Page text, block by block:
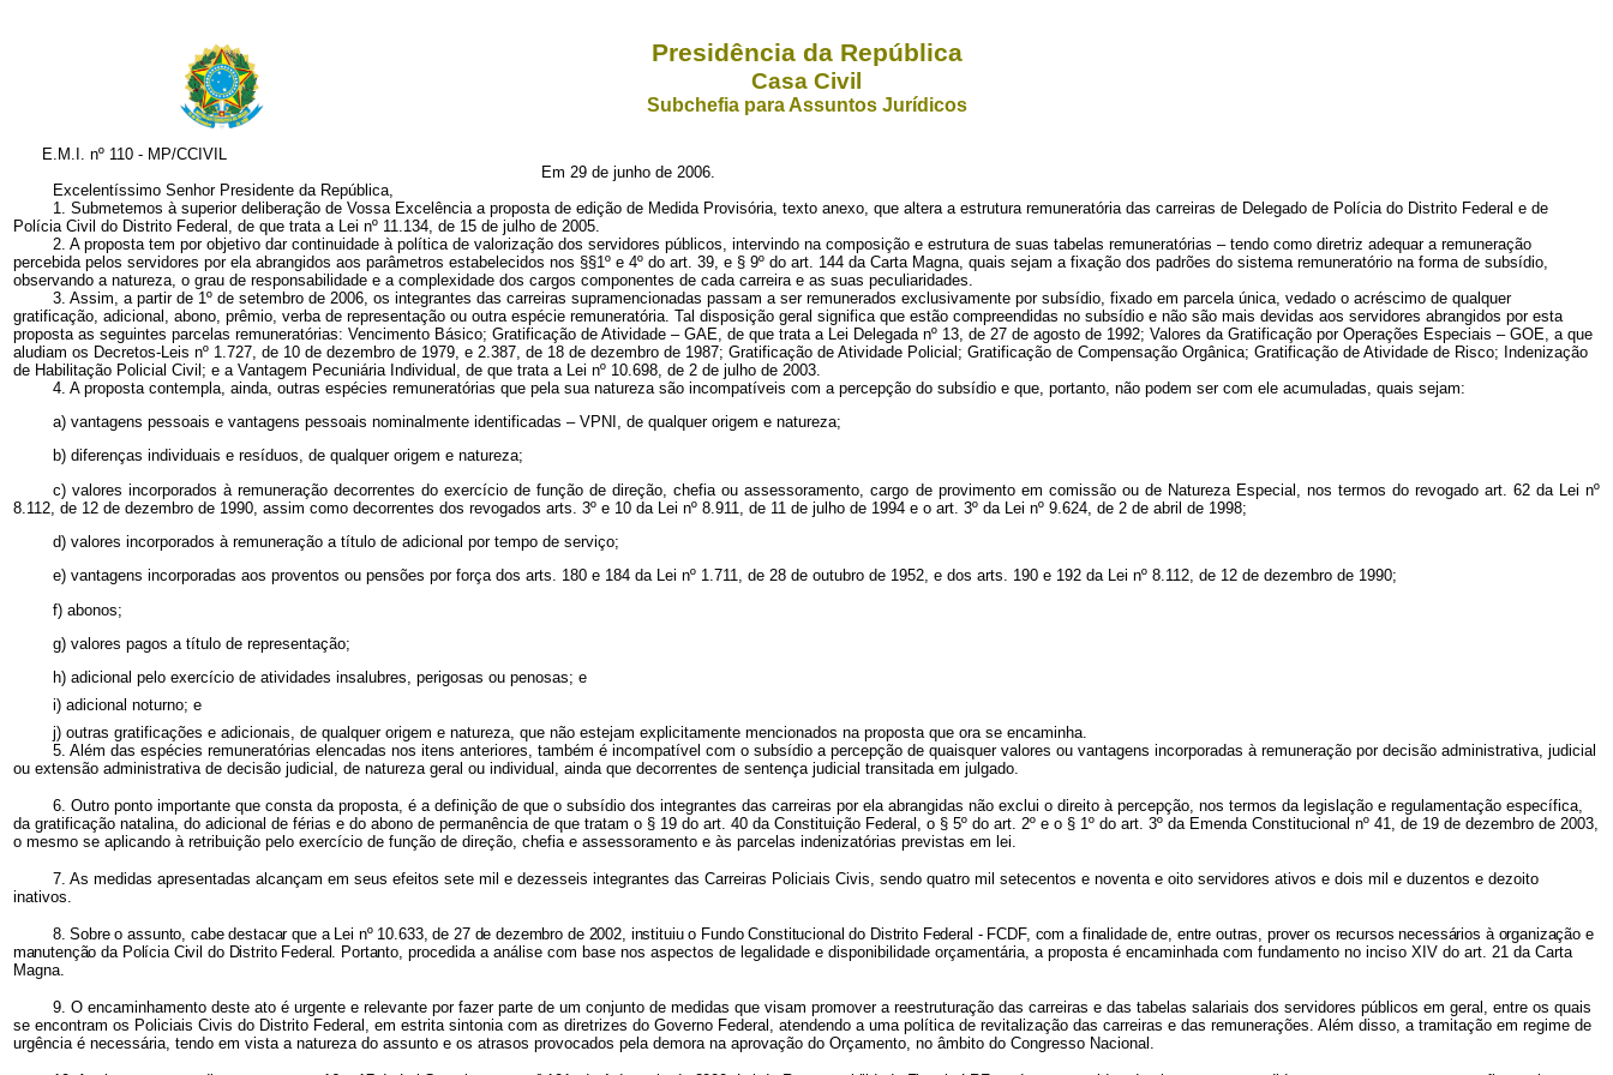
Presidência da República
Casa Civil
Subchefia para Assuntos Jurídicos
E.M.I. nº 110 - MP/CCIVIL
Em 29 de junho de 2006.
Excelentíssimo Senhor Presidente da República,
1. Submetemos à superior deliberação de Vossa Excelência a proposta de edição de Medida Provisória, texto anexo, que altera a estrutura remuneratória das carreiras de Delegado de Polícia do Distrito Federal e de
Polícia Civil do Distrito Federal, de que trata a Lei nº 11.134, de 15 de julho de 2005.
2. A proposta tem por objetivo dar continuidade à política de valorização dos servidores públicos, intervindo na composição e estrutura de suas tabelas remuneratórias – tendo como diretriz adequar a remuneração
percebida pelos servidores por ela abrangidos aos parâmetros estabelecidos nos §§1º e 4º do art. 39, e § 9º do art. 144 da Carta Magna, quais sejam a fixação dos padrões do sistema remuneratório na forma de subsídio,
observando a natureza, o grau de responsabilidade e a complexidade dos cargos componentes de cada carreira e as suas peculiaridades.
3. Assim, a partir de 1º de setembro de 2006, os integrantes das carreiras supramencionadas passam a ser remunerados exclusivamente por subsídio, fixado em parcela única, vedado o acréscimo de qualquer
gratificação, adicional, abono, prêmio, verba de representação ou outra espécie remuneratória. Tal disposição geral significa que estão compreendidas no subsídio e não são mais devidas aos servidores abrangidos por esta
proposta as seguintes parcelas remuneratórias: Vencimento Básico; Gratificação de Atividade – GAE, de que trata a Lei Delegada nº 13, de 27 de agosto de 1992; Valores da Gratificação por Operações Especiais – GOE, a que
aludiam os Decretos-Leis nº 1.727, de 10 de dezembro de 1979, e 2.387, de 18 de dezembro de 1987; Gratificação de Atividade Policial; Gratificação de Compensação Orgânica; Gratificação de Atividade de Risco; Indenização
de Habilitação Policial Civil; e a Vantagem Pecuniária Individual, de que trata a Lei nº 10.698, de 2 de julho de 2003.
4. A proposta contempla, ainda, outras espécies remuneratórias que pela sua natureza são incompatíveis com a percepção do subsídio e que, portanto, não podem ser com ele acumuladas, quais sejam:
a) vantagens pessoais e vantagens pessoais nominalmente identificadas – VPNI, de qualquer origem e natureza;
b) diferenças individuais e resíduos, de qualquer origem e natureza;
c) valores incorporados à remuneração decorrentes do exercício de função de direção, chefia ou assessoramento, cargo de provimento em comissão ou de Natureza Especial, nos termos do revogado art. 62 da Lei nº
8.112, de 12 de dezembro de 1990, assim como decorrentes dos revogados arts. 3º e 10 da Lei nº 8.911, de 11 de julho de 1994 e o art. 3º da Lei nº 9.624, de 2 de abril de 1998;
d) valores incorporados à remuneração a título de adicional por tempo de serviço;
e) vantagens incorporadas aos proventos ou pensões por força dos arts. 180 e 184 da Lei nº 1.711, de 28 de outubro de 1952, e dos arts. 190 e 192 da Lei nº 8.112, de 12 de dezembro de 1990;
f) abonos;
g) valores pagos a título de representação;
h) adicional pelo exercício de atividades insalubres, perigosas ou penosas; e
i) adicional noturno; e
j) outras gratificações e adicionais, de qualquer origem e natureza, que não estejam explicitamente mencionados na proposta que ora se encaminha.
5. Além das espécies remuneratórias elencadas nos itens anteriores, também é incompatível com o subsídio a percepção de quaisquer valores ou vantagens incorporadas à remuneração por decisão administrativa, judicial
ou extensão administrativa de decisão judicial, de natureza geral ou individual, ainda que decorrentes de sentença judicial transitada em julgado.
6. Outro ponto importante que consta da proposta, é a definição de que o subsídio dos integrantes das carreiras por ela abrangidas não exclui o direito à percepção, nos termos da legislação e regulamentação específica,
da gratificação natalina, do adicional de férias e do abono de permanência de que tratam o § 19 do art. 40 da Constituição Federal, o § 5º do art. 2º e o § 1º do art. 3º da Emenda Constitucional nº 41, de 19 de dezembro de 2003,
o mesmo se aplicando à retribuição pelo exercício de função de direção, chefia e assessoramento e às parcelas indenizatórias previstas em lei.
7. As medidas apresentadas alcançam em seus efeitos sete mil e dezesseis integrantes das Carreiras Policiais Civis, sendo quatro mil setecentos e noventa e oito servidores ativos e dois mil e duzentos e dezoito
inativos.
8. Sobre o assunto, cabe destacar que a Lei nº 10.633, de 27 de dezembro de 2002, instituiu o Fundo Constitucional do Distrito Federal - FCDF, com a finalidade de, entre outras, prover os recursos necessários à organização e
manutenção da Polícia Civil do Distrito Federal. Portanto, procedida a análise com base nos aspectos de legalidade e disponibilidade orçamentária, a proposta é encaminhada com fundamento no inciso XIV do art. 21 da Carta
Magna.
9. O encaminhamento deste ato é urgente e relevante por fazer parte de um conjunto de medidas que visam promover a reestruturação das carreiras e das tabelas salariais dos servidores públicos em geral, entre os quais
se encontram os Policiais Civis do Distrito Federal, em estrita sintonia com as diretrizes do Governo Federal, atendendo a uma política de revitalização das carreiras e das remunerações. Além disso, a tramitação em regime de
urgência é necessária, tendo em vista a natureza do assunto e os atrasos provocados pela demora na aprovação do Orçamento, no âmbito do Congresso Nacional.